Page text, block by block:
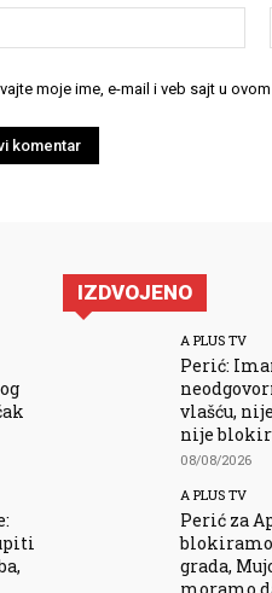
moje ime, e-mail i veb sajt u
IZDVOJENO
A PLUS TV
Perić:
vlašću,
nije
08/08/2026
A PLUS TV
Perić za
blokiramo
grada,
moramo